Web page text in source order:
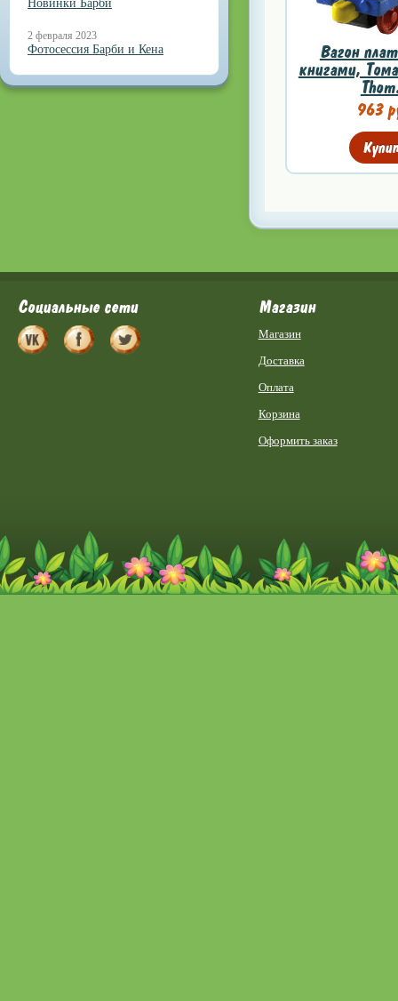
Новинки Барби
2 февраля 2023
Фотосессия Барби и Кена
Вагон
книгами,
963
Социальные сети Магазин
Магазин
Доставка
Оплата
Корзина
Оформить заказ